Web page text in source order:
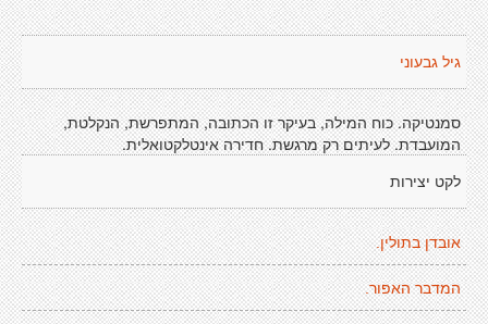
גיל גבעוני
סמנטיקה. כוח המילה, בעיקר זו הכתובה, המתפרשת, הנקלטת,
המועבדת. לעיתים רק מרגשת. חדירה אינטלקטואלית.
לקט יצירות
אובדן בתולין.
המדבר האפור.